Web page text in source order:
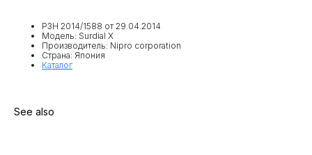
РЗН 2014/1588 от 29.04.2014
Модель: Surdial X
Производитель: Nipro corporation
Страна: Япония
Каталог
See also